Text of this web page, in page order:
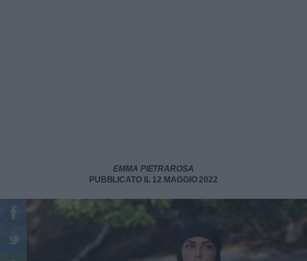
EMMA PIETRAROSA
PUBBLICATO IL 12 MAGGIO 2022